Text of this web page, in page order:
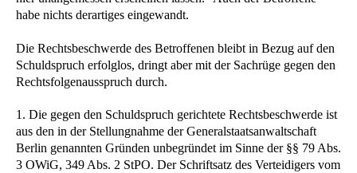
habe nichts derartiges eingewandt.
Die Rechtsbeschwerde des Betroffenen bleibt in Bezug auf den
Schuldspruch erfolglos, dringt aber mit der Sachrüge gegen den
Rechtsfolgenausspruch durch.
1. Die gegen den Schuldspruch gerichtete Rechtsbeschwerde ist
aus den in der Stellungnahme der Generalstaatsanwaltschaft
Berlin genannten Gründen unbegründet im Sinne der §§ 79 Abs.
3 OWiG, 349 Abs. 2 StPO. Der Schriftsatz des Verteidigers vom